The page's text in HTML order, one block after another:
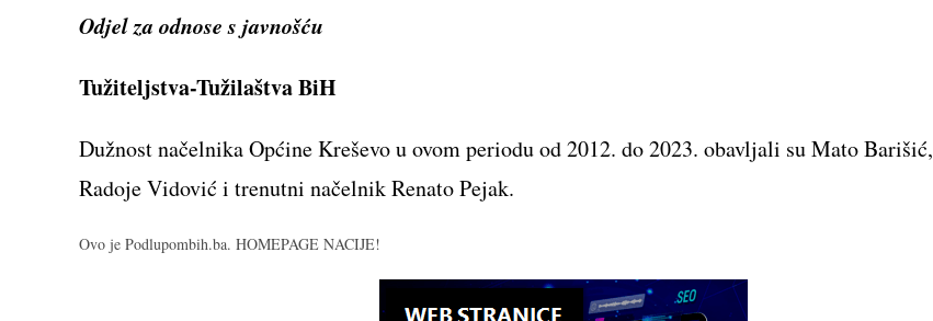
Odjel za odnose s javnošću
Tužiteljstva-Tužilaštva BiH
Dužnost načelnika Općine Kreševo u ovom periodu od 2012. do 2023. obavljali su Mato Barišić,
Radoje Vidović i trenutni načelnik Renato Pejak.
Ovo je Podlupombih.ba. HOMEPAGE NACIJE!